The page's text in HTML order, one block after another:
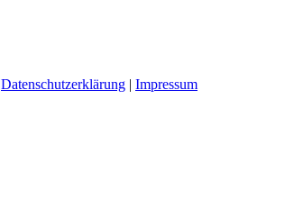
Datenschutzerklärung | Impressum